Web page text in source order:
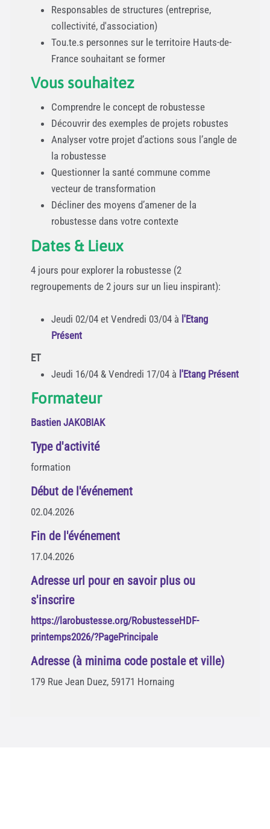
Responsables de structures (entreprise,
collectivité, d'association)
Tou.te.s personnes sur le territoire Hauts-de-
France souhaitant se former
Vous souhaitez
Comprendre le concept de robustesse
Découvrir des exemples de projets robustes
Analyser votre projet d’actions sous l’angle de
la robustesse
Questionner la santé commune comme
vecteur de transformation
Décliner des moyens d’amener de la
robustesse dans votre contexte
Dates & Lieux
4 jours pour explorer la robustesse (2
regroupements de 2 jours sur un lieu inspirant):
Jeudi 02/04 et Vendredi 03/04 à l'Etang
Présent
ET
Jeudi 16/04 & Vendredi 17/04 à l'Etang Présent
Formateur
Bastien JAKOBIAK
Type d'activité
formation
Début de l'événement
02.04.2026
Fin de l'événement
17.04.2026
Adresse url pour en savoir plus ou
s'inscrire
https://larobustesse.org/RobustesseHDF-
printemps2026/?PagePrincipale
Adresse (à minima code postale et ville)
179 Rue Jean Duez, 59171 Hornaing